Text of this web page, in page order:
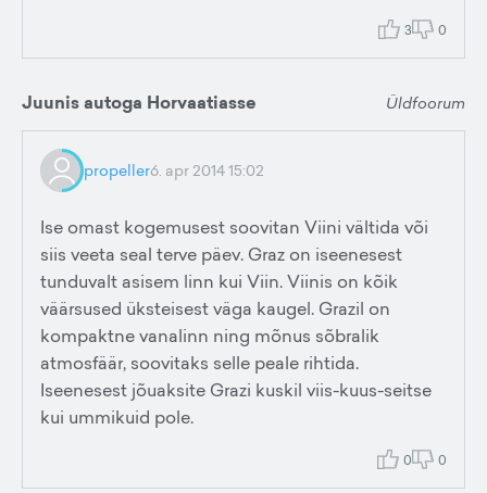
3 0
Juunis autoga Horvaatiasse Üldfoorum
propeller6. apr 2014 15:02
Ise omast kogemusest soovitan Viini vältida või
siis veeta seal terve päev. Graz on iseenesest
tunduvalt asisem linn kui Viin. Viinis on kõik
väärsused üksteisest väga kaugel. Grazil on
kompaktne vanalinn ning mõnus sõbralik
atmosfäär, soovitaks selle peale rihtida.
Iseenesest jõuaksite Grazi kuskil viis-kuus-seitse
kui ummikuid pole.
0 0